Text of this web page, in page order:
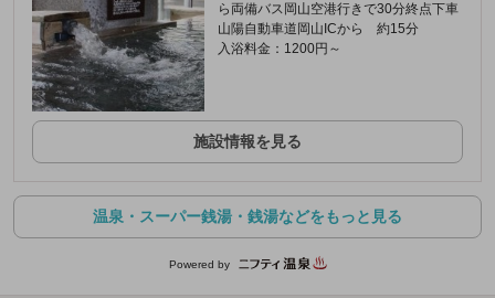
ら両備バス岡山空港行きで30分終点下車
山陽自動車道岡山ICから 約15分
入浴料金：1200円～
施設情報を見る
温泉・スーパー銭湯・銭湯などをもっと見る
Powered by